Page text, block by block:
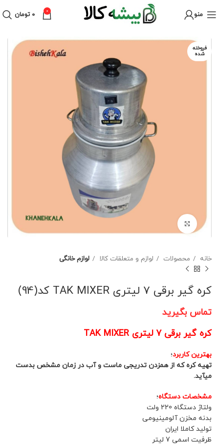
منو 0 ۰ تومان
فروخته
شده
خانه محصولات لوازم و متعلقات کالا لوازم خانگی
کره گیر برقی 7 لیتری TAK MIXER کد(94)
تماس بگیرید
کره گیر برقی 7 لیتری TAK MIXER
بهترین کاربرد؛
تهیه کره که از همزدن تدریجی ماست و آب در زمان مشخص بدست
میآید.
مشخصات دستگاه؛
ولتاژ دستگاه 220 ولت
بدنه مخزن آلومینیومی
تولید کاملا ایران
ظرفیت اسمی 7 لیتر